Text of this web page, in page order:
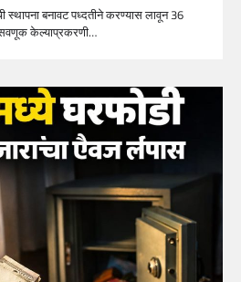
स्थापना बनावट पध्दतीने करण्यास लावून 36
केल्याप्रकरणी…